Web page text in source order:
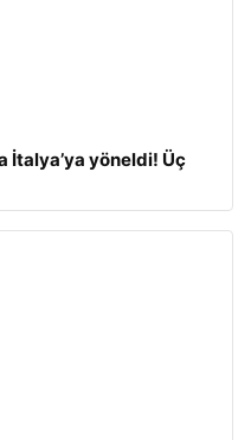
İtalya’ya yöneldi! Üç